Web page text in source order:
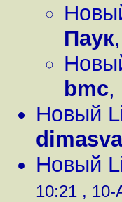
Паук,
bmc,
Новый
Новый
10:21 , 10-